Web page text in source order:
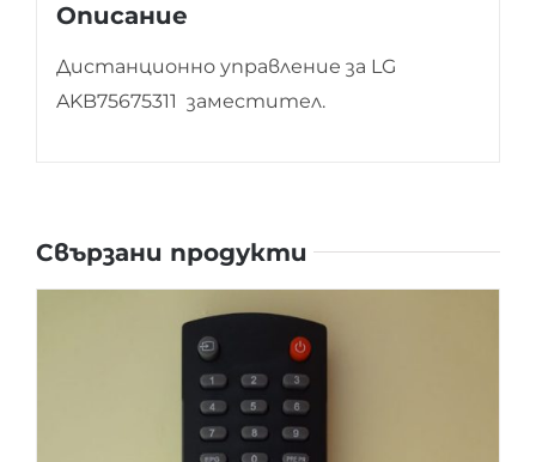
Описание
Дистанционно управление за LG
AKB75675311 заместител.
Свързани продукти